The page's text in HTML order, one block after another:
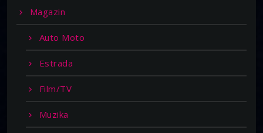
Magazin
Auto Moto
Estrada
Film/TV
Muzika